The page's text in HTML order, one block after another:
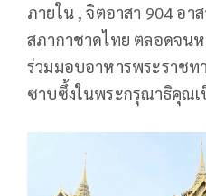
ภายใน , จิตอาสา 904 อา
สภากาชาดไทย ตลอดจน
ร่วมมอบอาหารพระราช
ซาบซึ้งในพระกรุณาธิคุณ